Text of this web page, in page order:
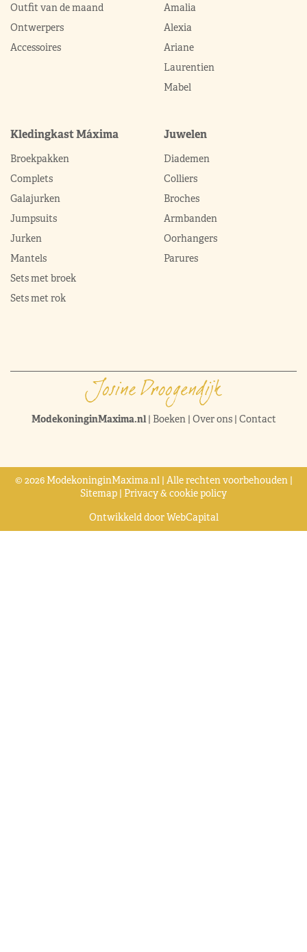
Outfit van de maand
Ontwerpers
Accessoires
Amalia
Alexia
Ariane
Laurentien
Mabel
Kledingkast Máxima
Broekpakken
Complets
Galajurken
Jumpsuits
Jurken
Mantels
Sets met broek
Sets met rok
Juwelen
Diademen
Colliers
Broches
Armbanden
Oorhangers
Parures
ModekoninginMaxima.nl| Boeken| Over ons| Contact
© 2026 ModekoninginMaxima.nl | Alle rechten voorbehouden |
Sitemap | Privacy & cookie policy
Ontwikkeld doorWebCapital